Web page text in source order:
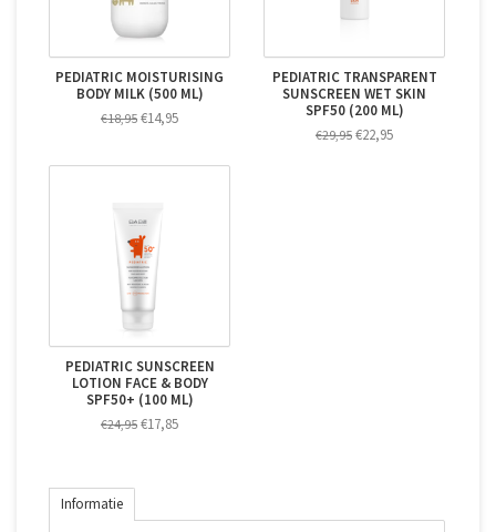
PEDIATRIC MOISTURISING
BODY MILK (500 ML)
€18,95 €14,95
PEDIATRIC TRANSPARENT
SUNSCREEN WET SKIN
SPF50 (200 ML)
€29,95 €22,95
PEDIATRIC SUNSCREEN
LOTION FACE & BODY
SPF50+ (100 ML)
€24,95 €17,85
Informatie